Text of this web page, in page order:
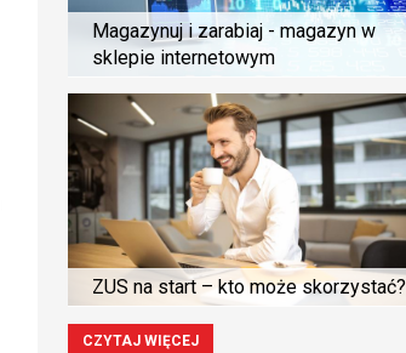
Magazynuj i zarabiaj - magazyn w
sklepie internetowym
ZUS na start – kto może skorzystać?
CZYTAJ WIĘCEJ